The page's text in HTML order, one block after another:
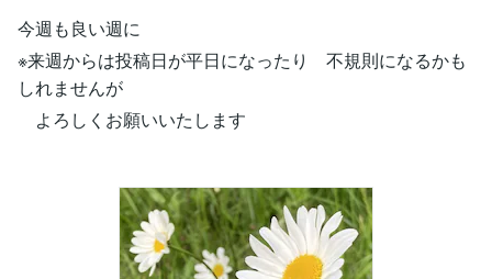
今週も良い週に
※来週からは投稿日が平日になったり 不規則になるかも
しれませんが
よろしくお願いいたします